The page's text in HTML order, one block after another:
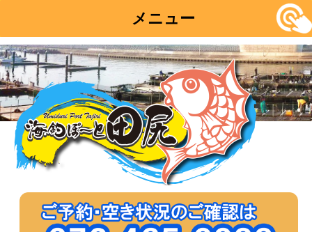
メニュー
コ
ン
テ
ン
ツ